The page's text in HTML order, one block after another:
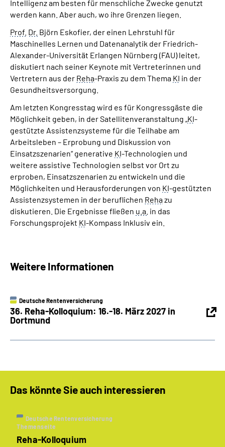
Intelligenz am besten für menschliche Zwecke genutzt
werden kann. Aber auch, wo ihre Grenzen liegen.
Prof. Dr. Björn Eskofier, der einen Lehrstuhl für
Maschinelles Lernen und Datenanalytik der Friedrich-
Alexander-Universität Erlangen Nürnberg (FAU) leitet,
diskutiert nach seiner Keynote mit Vertreterinnen und
Vertretern aus der Reha-Praxis zu dem Thema KI in der
Gesundheitsversorgung.
Am letzten Kongresstag wird es für Kongressgäste die
Möglichkeit geben, in der Satellitenveranstaltung „KI-
gestützte Assistenzsysteme für die Teilhabe am
Arbeitsleben – Erprobung und Diskussion von
Einsatzszenarien“ generative KI-Technologien und
weitere assistive Technologien selbst vor Ort zu
erproben, Einsatzszenarien zu entwickeln und die
Möglichkeiten und Herausforderungen von KI-gestützten
Assistenzsystemen in der beruflichen Rehazu
diskutieren. Die Ergebnisse fließen u.a. in das
Forschungsprojekt KI-Kompass Inklusiv ein.
Weitere Informationen
Deutsche Rentenversicherung
36. Reha-Kolloquium: 16.-18. März 2027 in
Dortmund
Das könnte Sie auch interessieren
Deutsche Rentenversicherung
Themenseite
Reha-Kolloquium